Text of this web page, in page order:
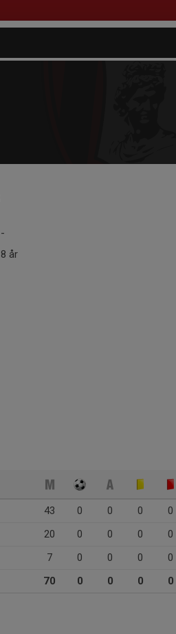
-
8 år
43 0 0 0 0
20 0 0 0 0
7 0 0 0 0
70 0 0 0 0